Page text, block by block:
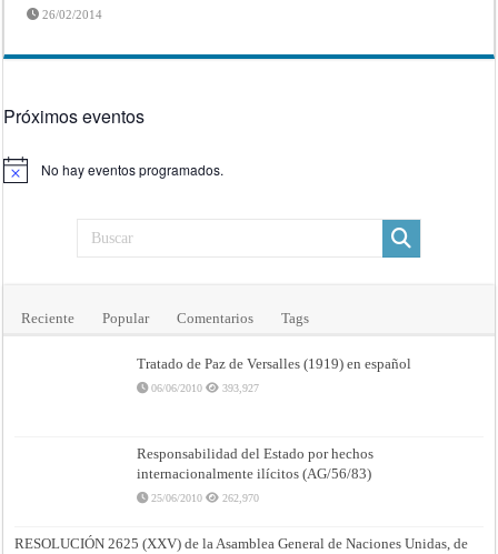
26/02/2014
Próximos eventos
Aviso No hay eventos programados.
Reciente Popular Comentarios Tags
Tratado de Paz de Versalles (1919) en español
06/06/2010 393,927
Responsabilidad del Estado por hechos
internacionalmente ilícitos (AG/56/83)
25/06/2010 262,970
RESOLUCIÓN 2625 (XXV) de la Asamblea General de Naciones Unidas, de